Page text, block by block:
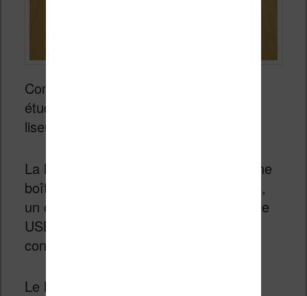
Comme d’habitude on commence par
étudier la boîte et le packaging de la
liseuse Vivlio Light HD.
La liseuse arrive bien protégée dans une
boîte en carton qui contient la machine,
un court livret de démarrage et un câble
USB-C pour charger la liseuse et la
connecter à son ordinateur.
Le livret sert uniquement à mettre en